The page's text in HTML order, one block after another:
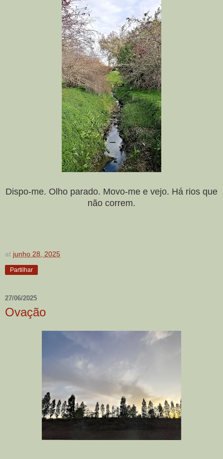
Dispo-me. Olho parado. Movo-me e vejo. Há rios que
não correm.
at junho 28, 2025
Partilhar
27/06/2025
Ovação